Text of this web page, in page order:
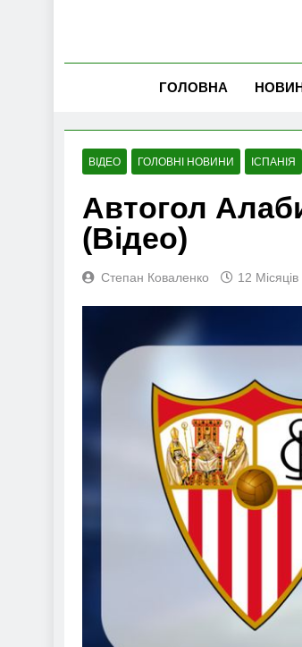
ГОЛОВНА
ВІДЕО ГОЛОВНІ НОВИНИ ІСПАНІЯ
Автогол
(Відео)
Степан Коваленко 12